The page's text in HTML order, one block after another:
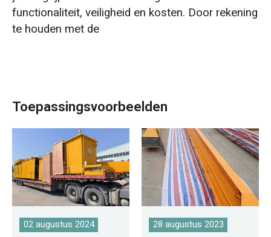
functionaliteit, veiligheid en kosten. Door rekening
te houden met de
Toepassingsvoorbeelden
02 augustus 2024 28 augustus 2023